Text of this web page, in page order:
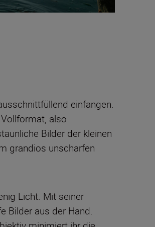
einfangen.
also
Bilder der kleinen
grandios unscharfen
Licht. Mit seiner
Bilder aus der Hand.